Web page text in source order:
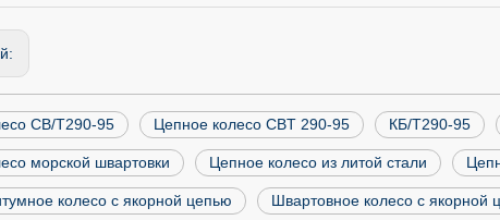
CB/T290-95 Цепное колесо CBT 290-95 КБ/Т290-95
морской швартовки Цепное колесо из литой стали
колесо с якорной цепью Швартовное колесо с якорной